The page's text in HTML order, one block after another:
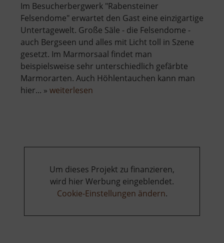
Im Besucherbergwerk "Rabensteiner
Felsendome" erwartet den Gast eine einzigartige
Untertagewelt. Große Säle - die Felsendome -
auch Bergseen und alles mit Licht toll in Szene
gesetzt. Im Marmorsaal findet man
beispielsweise sehr unterschiedlich gefärbte
Marmorarten. Auch Höhlentauchen kann man
hier... » weiterlesen
Um dieses Projekt zu finanzieren,
wird hier Werbung eingeblendet.
Cookie-Einstellungen ändern.